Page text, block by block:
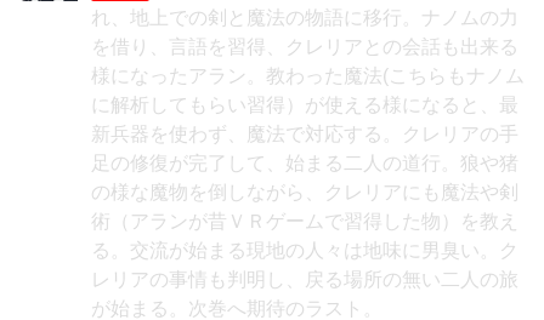
れ、地上での剣と魔法の物語に移行。ナノムの力
を借り、言語を習得、クレリアとの会話も出来る
様になったアラン。教わった魔法(こちらもナノム
に解析してもらい習得）が使える様になると、最
新兵器を使わず、魔法で対応する。クレリアの手
足の修復が完了して、始まる二人の道行。狼や猪
の様な魔物を倒しながら、クレリアにも魔法や剣
術（アランが昔ＶＲゲームで習得した物）を教え
る。交流が始まる現地の人々は地味に男臭い。ク
レリアの事情も判明し、戻る場所の無い二人の旅
が始まる。次巻へ期待のラスト。